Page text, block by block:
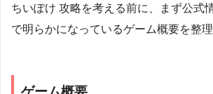
ちいぽけ 攻略を考える前に、まず公式
で明らかになっているゲーム概要を整理